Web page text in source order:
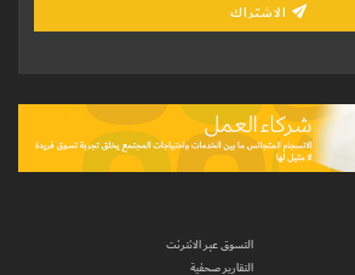
التسوق عبر الانترنت
التقارير صحفية